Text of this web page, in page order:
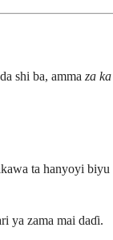
shi ba, amma za
ta hanyoyi biyu
ya zama mai daɗi.